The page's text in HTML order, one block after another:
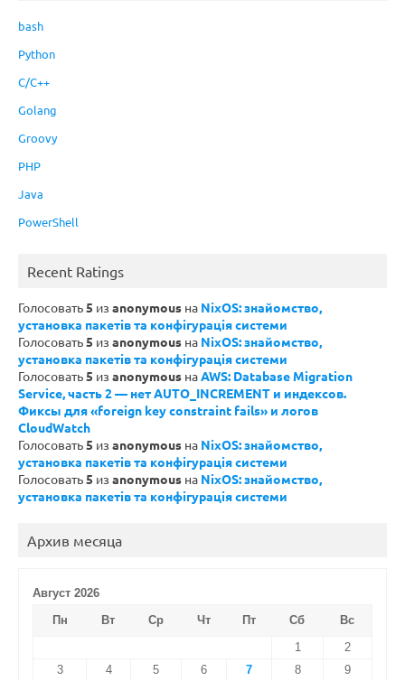
bash
Python
C/C++
Golang
Groovy
PHP
Java
PowerShell
Recent Ratings
Голосовать5 из anonymous на NixOS: знайомство,
установка пакетів та конфігурація системи
Голосовать5 из anonymous на NixOS: знайомство,
установка пакетів та конфігурація системи
Голосовать5 из anonymous наAWS: Database Migration
Service, часть 2 — нет AUTO_INCREMENT и индексов.
Фиксы для «foreign key constraint fails» и логов
CloudWatch
Голосовать5 из anonymous на NixOS: знайомство,
установка пакетів та конфігурація системи
Голосовать5 из anonymous на NixOS: знайомство,
установка пакетів та конфігурація системи
Архив месяца
Август 2026
Пн
Вт Ср Чт Пт Сб
Вс
1
2
3
4 5 6 7 8 9